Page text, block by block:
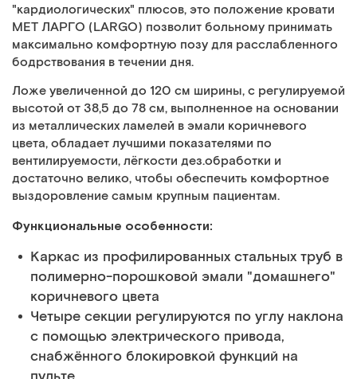
"кардиологических" плюсов, это положение кровати
MET ЛАРГО (LARGO) позволит больному принимать
максимально комфортную позу для расслабленного
бодрствования в течении дня.
Ложе увеличенной до 120 см ширины, с регулируемой
высотой от 38,5 до 78 см, выполненное на основании
из металлических ламелей в эмали коричневого
цвета, обладает лучшими показателями по
вентилируемости, лёгкости дез.обработки и
достаточно велико, чтобы обеспечить комфортное
выздоровление самым крупным пациентам.
Функциональные особенности:
Каркас из профилированных стальных труб в
полимерно-порошковой эмали "домашнего"
коричневого цвета
Четыре секции регулируются по углу наклона
с помощью электрического привода,
снабжённого блокировкой функций на